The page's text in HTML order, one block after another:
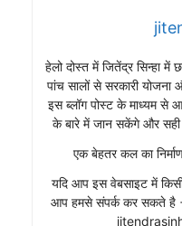
हेलो दोस्त में जितेंद्र सिन्हा में
पांच सालों से सरकारी
इस ब्लॉग पोस्ट के माध्यम से
के बारे में जान सकेंगे और
एक बेहतर कल का
यदि आप इस वेबसाइट में किसी
आप हमसे संपर्क कर सकते